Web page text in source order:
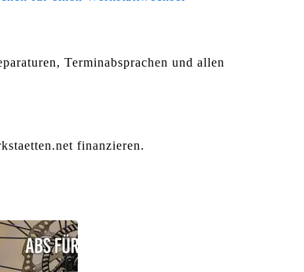
Terminabsprachen und allen
finanzieren.